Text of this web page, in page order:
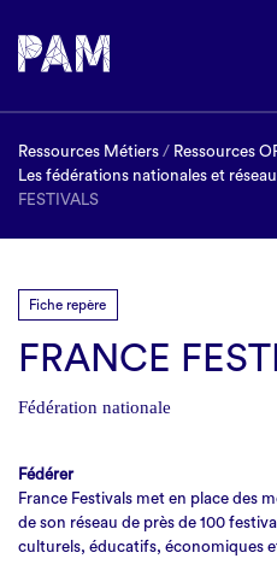
Ressources Métiers / Ressources
Les fédérations nationales et
FESTIVALS
Fiche repère
FRANCE
Fédération nationale
Fédérer
France Festivals met en place des
de son réseau de près de 100
culturels, éducatifs, économiques